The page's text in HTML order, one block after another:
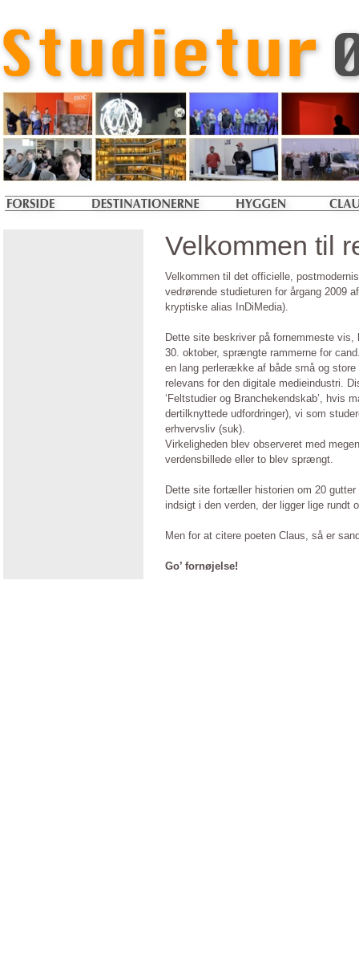
Velkommen til
Velkommen til det officielle,
vedrørende studieturen for årgang 2009
kryptiske alias InDiMedia).
Dette site beskriver på fornemmeste
30. oktober, sprængte rammerne for
en lang perlerække af både små og
relevans for den digitale medieindustri.
‘Feltstudier og Branchekendskab’, hvis
dertilknyttede udfordringer), vi som
erhvervsliv (suk).
Virkeligheden blev observeret med
verdensbillede eller to blev sprængt.
Dette site fortæller historien om 20
indsigt i den verden, der ligger lige rundt
Men for at citere poeten Claus, så er
Go’ fornøjelse!